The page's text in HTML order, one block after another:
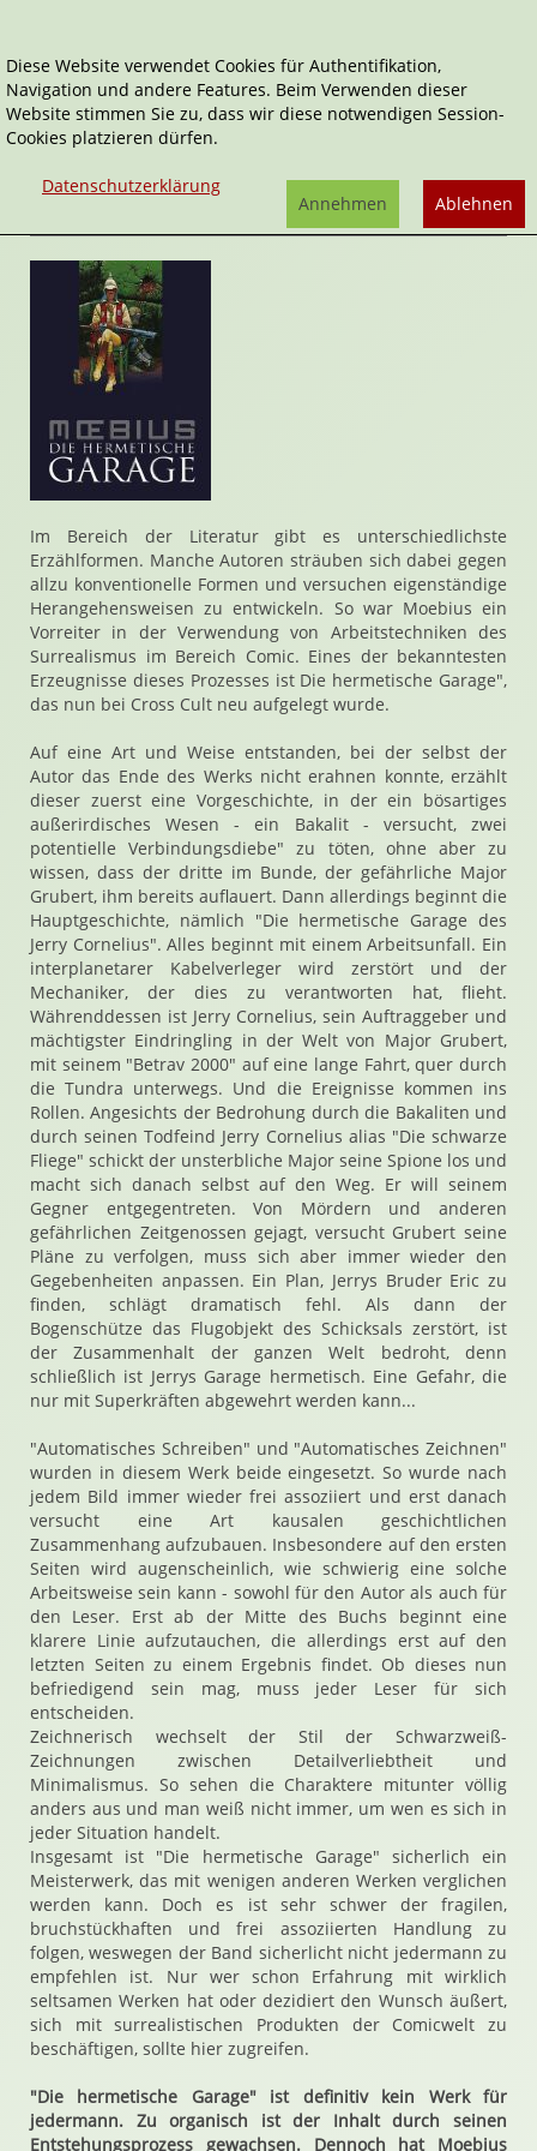
Home Comics Die hermetische Garage
Die hermetische Garage
Rezension von Stefan Cernohuby | 18. Juni 2009
Im Bereich der Literatur gibt es unterschiedlichste
Erzählformen. Manche Autoren sträuben sich dabei gegen
allzu konventionelle Formen und versuchen eigenständige
Herangehensweisen zu entwickeln. So war Moebius ein
Vorreiter in der Verwendung von Arbeitstechniken des
Surrealismus im Bereich Comic. Eines der bekanntesten
Erzeugnisse dieses Prozesses ist Die hermetische Garage",
das nun bei Cross Cult neu aufgelegt wurde.
Auf eine Art und Weise entstanden, bei der selbst der
Autor das Ende des Werks nicht erahnen konnte, erzählt
dieser zuerst eine Vorgeschichte, in der ein bösartiges
außerirdisches Wesen - ein Bakalit - versucht, zwei
potentielle Verbindungsdiebe" zu töten, ohne aber zu
wissen, dass der dritte im Bunde, der gefährliche Major
Grubert, ihm bereits auflauert. Dann allerdings beginnt die
Hauptgeschichte, nämlich "Die hermetische Garage des
Jerry Cornelius". Alles beginnt mit einem Arbeitsunfall. Ein
interplanetarer Kabelverleger wird zerstört und der
Mechaniker, der dies zu verantworten hat, flieht.
Währenddessen ist Jerry Cornelius, sein Auftraggeber und
mächtigster Eindringling in der Welt von Major Grubert,
mit seinem "Betrav 2000" auf eine lange Fahrt, quer durch
die Tundra unterwegs. Und die Ereignisse kommen ins
Rollen. Angesichts der Bedrohung durch die Bakaliten und
durch seinen Todfeind Jerry Cornelius alias "Die schwarze
Fliege" schickt der unsterbliche Major seine Spione los und
macht sich danach selbst auf den Weg. Er will seinem
Gegner entgegentreten. Von Mördern und anderen
gefährlichen Zeitgenossen gejagt, versucht Grubert seine
Pläne zu verfolgen, muss sich aber immer wieder den
Gegebenheiten anpassen. Ein Plan, Jerrys Bruder Eric zu
finden, schlägt dramatisch fehl. Als dann der
Bogenschütze das Flugobjekt des Schicksals zerstört, ist
der Zusammenhalt der ganzen Welt bedroht, denn
schließlich ist Jerrys Garage hermetisch. Eine Gefahr, die
nur mit Superkräften abgewehrt werden kann...
"Automatisches Schreiben" und "Automatisches Zeichnen"
wurden in diesem Werk beide eingesetzt. So wurde nach
jedem Bild immer wieder frei assoziiert und erst danach
versucht eine Art kausalen geschichtlichen
Zusammenhang aufzubauen. Insbesondere auf den ersten
Seiten wird augenscheinlich, wie schwierig eine solche
Arbeitsweise sein kann - sowohl für den Autor als auch für
den Leser. Erst ab der Mitte des Buchs beginnt eine
klarere Linie aufzutauchen, die allerdings erst auf den
letzten Seiten zu einem Ergebnis findet. Ob dieses nun
befriedigend sein mag, muss jeder Leser für sich
entscheiden.
Zeichnerisch wechselt der Stil der Schwarzweiß-
Zeichnungen zwischen Detailverliebtheit und
Minimalismus. So sehen die Charaktere mitunter völlig
anders aus und man weiß nicht immer, um wen es sich in
jeder Situation handelt.
Insgesamt ist "Die hermetische Garage" sicherlich ein
Meisterwerk, das mit wenigen anderen Werken verglichen
werden kann. Doch es ist sehr schwer der fragilen,
bruchstückhaften und frei assoziierten Handlung zu
folgen, weswegen der Band sicherlicht nicht jedermann zu
empfehlen ist. Nur wer schon Erfahrung mit wirklich
seltsamen Werken hat oder dezidiert den Wunsch äußert,
sich mit surrealistischen Produkten der Comicwelt zu
beschäftigen, sollte hier zugreifen.
"Die hermetische Garage" ist definitiv kein Werk für
jedermann. Zu organisch ist der Inhalt durch seinen
Entstehungsprozess gewachsen. Dennoch hat Moebius
Diese Website verwendet Cookies für Authentifikation,
Navigation und andere Features. Beim Verwenden dieser
Website stimmen Sie zu, dass wir diese notwendigen Session-
Cookies platzieren dürfen.
Datenschutzerklärung
Ablehnen
Annehmen